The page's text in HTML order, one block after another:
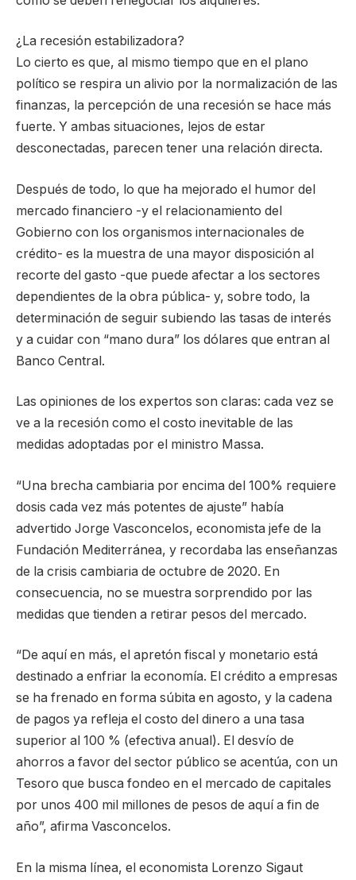
¿La recesión estabilizadora?
Lo cierto es que, al mismo tiempo que en el plano
político se respira un alivio por la normalización de las
finanzas, la percepción de una recesión se hace más
fuerte. Y ambas situaciones, lejos de estar
desconectadas, parecen tener una relación directa.
Después de todo, lo que ha mejorado el humor del
mercado financiero -y el relacionamiento del
Gobierno con los organismos internacionales de
crédito- es la muestra de una mayor disposición al
recorte del gasto -que puede afectar a los sectores
dependientes de la obra pública- y, sobre todo, la
determinación de seguir subiendo las tasas de interés
y a cuidar con “mano dura” los dólares que entran al
Banco Central.
Las opiniones de los expertos son claras: cada vez se
ve a la recesión como el costo inevitable de las
medidas adoptadas por el ministro Massa.
“Una brecha cambiaria por encima del 100% requiere
dosis cada vez más potentes de ajuste” había
advertido Jorge Vasconcelos, economista jefe de la
Fundación Mediterránea, y recordaba las enseñanzas
de la crisis cambiaria de octubre de 2020. En
consecuencia, no se muestra sorprendido por las
medidas que tienden a retirar pesos del mercado.
“De aquí en más, el apretón fiscal y monetario está
destinado a enfriar la economía. El crédito a empresas
se ha frenado en forma súbita en agosto, y la cadena
de pagos ya refleja el costo del dinero a una tasa
superior al 100 % (efectiva anual). El desvío de
ahorros a favor del sector público se acentúa, con un
Tesoro que busca fondeo en el mercado de capitales
por unos 400 mil millones de pesos de aquí a fin de
año”, afirma Vasconcelos.
En la misma línea, el economista Lorenzo Sigaut